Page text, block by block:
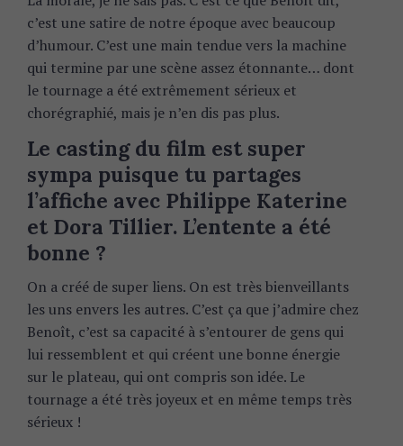
c’est une satire de notre époque avec beaucoup
d’humour. C’est une main tendue vers la machine
qui termine par une scène assez étonnante… dont
le tournage a été extrêmement sérieux et
chorégraphié, mais je n’en dis pas plus.
Le casting du film est super
sympa puisque tu partages
l’affiche avec Philippe Katerine
et Dora Tillier. L’entente a été
bonne ?
On a créé de super liens. On est très bienveillants
les uns envers les autres. C’est ça que j’admire chez
Benoît, c’est sa capacité à s’entourer de gens qui
lui ressemblent et qui créent une bonne énergie
sur le plateau, qui ont compris son idée. Le
tournage a été très joyeux et en même temps très
sérieux !